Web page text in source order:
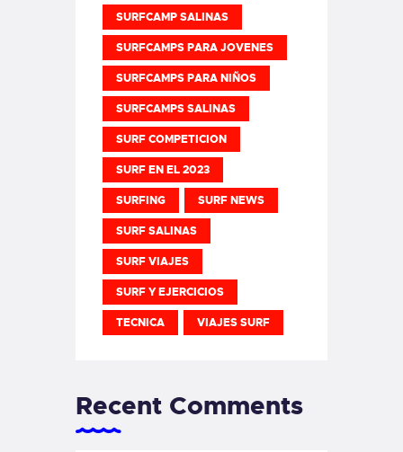
SURFCAMP SALINAS
SURFCAMPS PARA JOVENES
SURFCAMPS PARA NIÑOS
SURFCAMPS SALINAS
SURF COMPETICION
SURF EN EL 2023
SURFING SURF NEWS
SURF SALINAS
SURF VIAJES
SURF Y EJERCICIOS
TECNICA VIAJES SURF
Recent Comments